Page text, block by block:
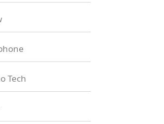
Tech